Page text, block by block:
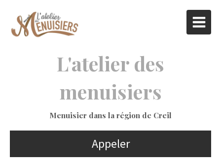
L'atelier des
menuisiers
Menuisier dans la région de Creil
Appeler